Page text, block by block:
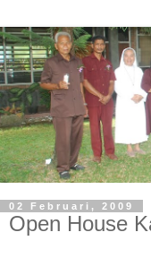
02 Februari, 2009
Open House